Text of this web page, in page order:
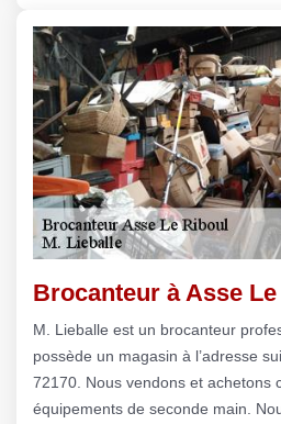
Brocanteur à Asse Le
M. Lieballe est un brocanteur
possède un magasin à l’adresse
72170. Nous vendons et achetons
équipements de seconde main.